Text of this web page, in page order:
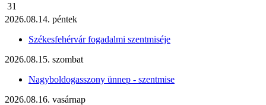
31
2026.08.14. péntek
Székesfehérvár fogadalmi szentmiséje
2026.08.15. szombat
Nagyboldogasszony ünnep - szentmise
2026.08.16. vasárnap